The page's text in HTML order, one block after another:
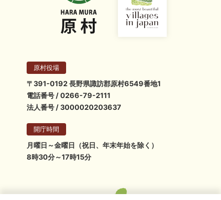
原村役場
〒391-0192 長野県諏訪郡原村6549番地1
電話番号 / 0266-79-2111
法人番号 / 3000020203637
開庁時間
月曜日～金曜日（祝日、年末年始を除く）
8時30分～17時15分